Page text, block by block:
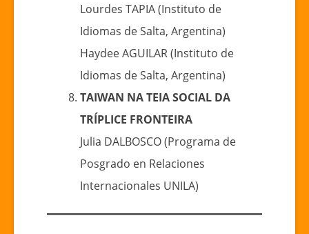
Lourdes TAPIA (Instituto de
Idiomas de Salta, Argentina)
Haydee AGUILAR (Instituto de
Idiomas de Salta, Argentina)
TAIWAN NA TEIA SOCIAL DA
TRÍPLICE FRONTEIRA
Julia DALBOSCO (Programa de
Posgrado en Relaciones
Internacionales UNILA)